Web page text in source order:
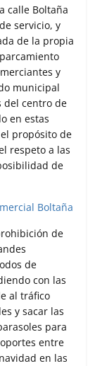
calle Boltaña
servicio, y
de la propia
y
municipal
del centro de
en estas
propósito de
respeto a las
de
de
de
con las
al tráfico
y sacar las
para
entre
en las